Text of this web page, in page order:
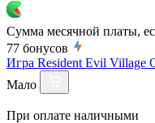
Сумма месячной платы,
77 бонусов
Игра Resident Evil Village
Мало
При оплате наличными